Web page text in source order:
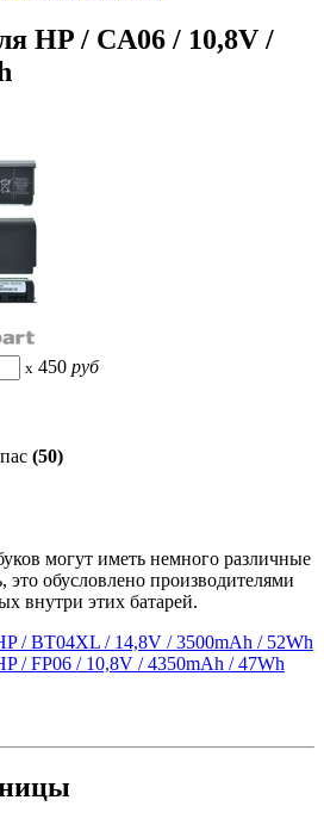
HP / CA06 / 10,8V /
x 450 руб
(50)
могут иметь немного различные
это обусловлено производителями
внутри этих батарей.
/ BT04XL / 14,8V / 3500mAh / 52Wh
/ FP06 / 10,8V / 4350mAh / 47Wh